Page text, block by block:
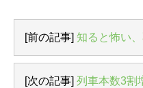
[前の記事] 知ると怖い、
[次の記事] 列車本数3割